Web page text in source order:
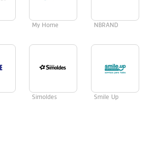
My Home NBRAND
Simoldes Smile Up